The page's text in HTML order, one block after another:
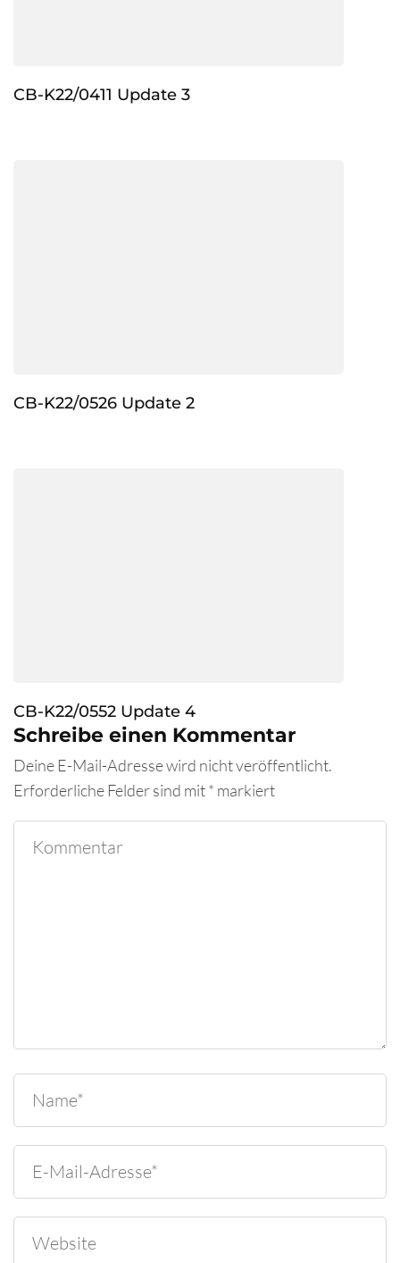
CB-K22/0411 Update 3
CB-K22/0526 Update 2
CB-K22/0552 Update 4
Schreibe einen Kommentar
Deine E-Mail-Adresse wird nicht veröffentlicht.
Erforderliche Felder sind mit* markiert